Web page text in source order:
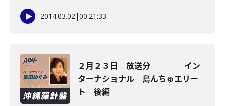
2014.03.02|00:21:33
２月２３日 放送分 イン
ターナショナル 島んちゅエリー
ト 後編